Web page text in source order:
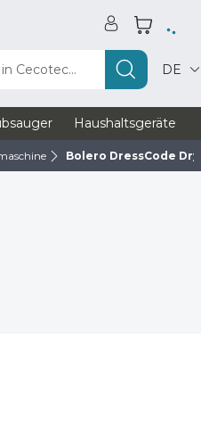
Cecotec... DE
Haushaltsgeräte
Bolero DressCode